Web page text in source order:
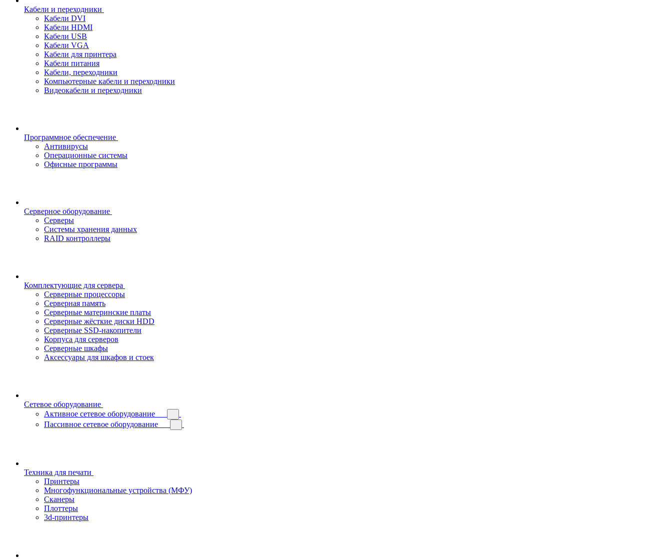
Кабели и переходники
Кабели DVI
Кабели HDMI
Кабели USB
Кабели VGA
Кабели для принтера
Кабели питания
Кабели, переходники
Компьютерные кабели и переходники
Видеокабели и переходники
Программное обеспечение
Антивирусы
Операционные системы
Офисные программы
Серверное оборудование
Серверы
Системы хранения данных
RAID контроллеры
Комплектующие для сервера
Серверные процессоры
Серверная память
Серверные материнские платы
Серверные жёсткие диски HDD
Серверные SSD-накопители
Корпуса для серверов
Серверные шкафы
Аксессуары для шкафов и стоек
Сетевое оборудование
Активное сетевое оборудование
Пассивное сетевое оборудование
Техника для печати
Принтеры
Многофункциональные устройства (МФУ)
Сканеры
Плоттеры
3d-принтеры